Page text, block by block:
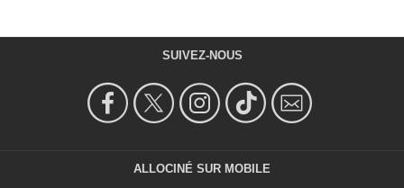
SUIVEZ-NOUS
ALLOCINÉ SUR MOBILE